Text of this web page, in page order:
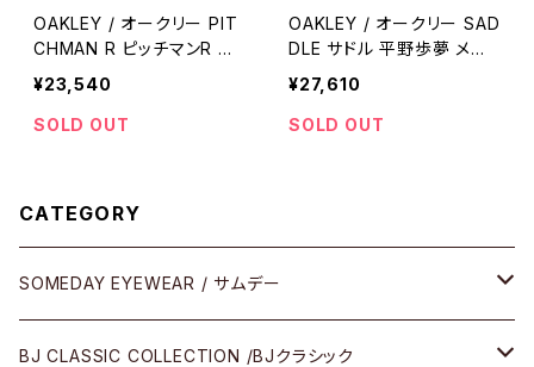
OAKLEY / オークリー PIT
CHMAN R ピッチマンR 平
野歩夢 メガネ 眼鏡 EYEW
EAR
¥23,540
SOLD OUT
OAKLEY / オークリー SAD
DLE サドル 平野歩夢 メガ
ネ 眼鏡 EYEWEAR
¥27,610
SOLD OUT
CATEGORY
SOMEDAY EYEWEAR / サムデー
メガネ
BJ CLASSIC COLLECTION /BJクラシック